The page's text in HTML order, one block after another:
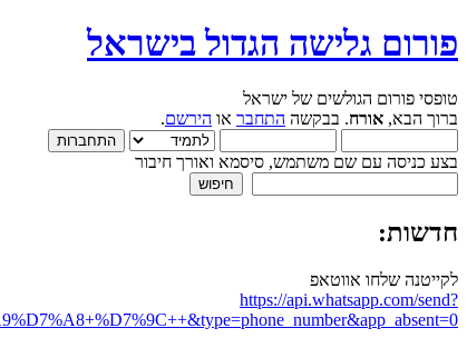
פורום גלישה הגדול בישראל
טופסי פורום הגולשים של ישראל
ברוך הבא, אורח. בבקשה התחבר או הירשם.
בצע כניסה עם שם משתמש, סיסמא ואורך חיבור
חדשות:
לקייטנה שלחו אווטאפ
https://api.whatsapp.com/send?